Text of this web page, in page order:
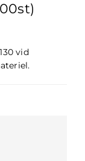
vid